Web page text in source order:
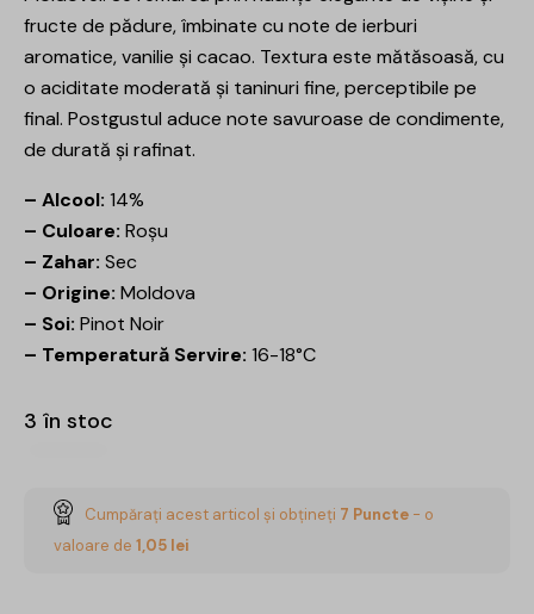
fructe de pădure, îmbinate cu note de ierburi
aromatice, vanilie și cacao. Textura este mătăsoasă, cu
o aciditate moderată și taninuri fine, perceptibile pe
final. Postgustul aduce note savuroase de condimente,
de durată și rafinat.
– Alcool: 14%
– Culoare: Roșu
– Zahar: Sec
– Origine: Moldova
– Soi: Pinot Noir
– Temperatură Servire: 16-18°C
3 în stoc
Cumpărați acest articol și obțineți 7 Puncte - o
valoare de 1,05 lei